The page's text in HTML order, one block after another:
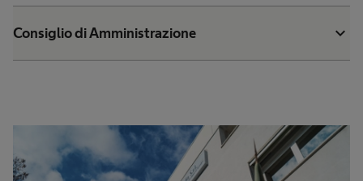
Consiglio di Amministrazione expand_more